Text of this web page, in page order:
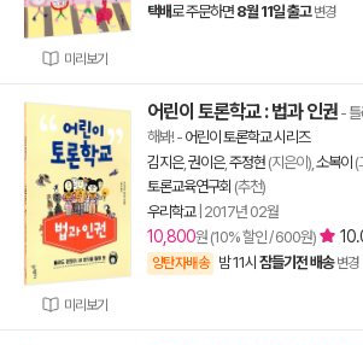
미리보기
택배로 주문하면 8월 11일 출고 변경
미리보기
어린이 토론학교 : 법과 인권 -
해봐!- 어린이 토론학교 시리즈
김지은, 권이은, 주정현 (지은이), 소복이 (
토론교육연구회 (추천)
우리학교| 2017년 02월
10,800원 (10% 할인 / 600원)
양탄자배송 밤 11시 잠들기전 배송 변경